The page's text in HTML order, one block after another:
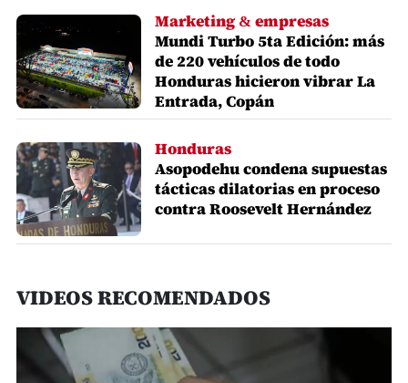
Marketing & empresas
Mundi Turbo 5ta Edición: más
de 220 vehículos de todo
Honduras hicieron vibrar La
Entrada, Copán
Honduras
Asopodehu condena supuestas
tácticas dilatorias en proceso
contra Roosevelt Hernández
VIDEOS RECOMENDADOS